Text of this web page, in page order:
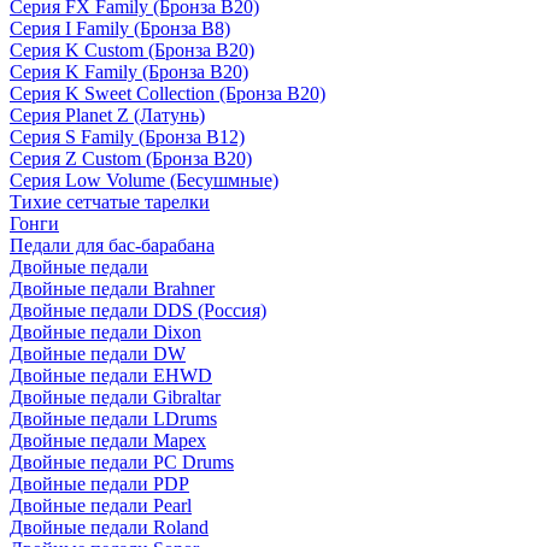
Серия FX Family (Бронза B20)
Серия I Family (Бронза B8)
Серия K Custom (Бронза B20)
Серия K Family (Бронза B20)
Серия K Sweet Collection (Бронза B20)
Серия Planet Z (Латунь)
Серия S Family (Бронза B12)
Серия Z Custom (Бронза B20)
Серия Low Volume (Бесушмные)
Тихие сетчатые тарелки
Гонги
Педали для бас-барабана
Двойные педали
Двойные педали Brahner
Двойные педали DDS (Россия)
Двойные педали Dixon
Двойные педали DW
Двойные педали EHWD
Двойные педали Gibraltar
Двойные педали LDrums
Двойные педали Mapex
Двойные педали PC Drums
Двойные педали PDP
Двойные педали Pearl
Двойные педали Roland